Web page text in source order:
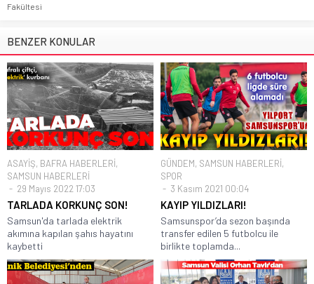
Fakültesi
BENZER KONULAR
ASAYİŞ, BAFRA HABERLERİ,
SAMSUN HABERLERİ
29 Mayıs 2022 17:03
TARLADA KORKUNÇ SON!
Samsun'da tarlada elektrik
akımına kapılan şahıs hayatını
kaybetti
GÜNDEM, SAMSUN HABERLERİ,
SPOR
3 Kasım 2021 00:04
KAYIP YILDIZLARI!
Samsunspor’da sezon başında
transfer edilen 5 futbolcu ile
birlikte toplamda...